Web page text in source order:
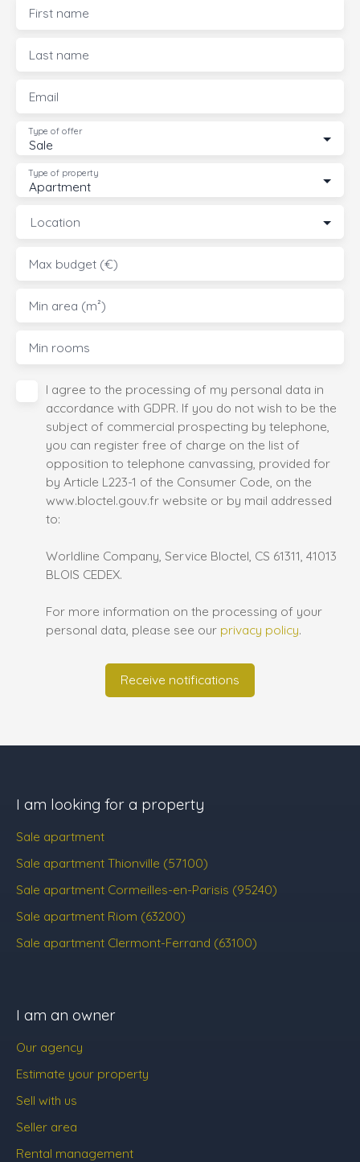
First name
Last name
Email
Sale
Type of offer
Apartment
Type of property
Location
Max budget (€)
Min area (m²)
Min rooms
I agree to the processing of my personal data in
accordance with GDPR. If you do not wish to be the
subject of commercial prospecting by telephone,
you can register free of charge on the list of
opposition to telephone canvassing, provided for
by Article L223-1 of the Consumer Code, on the
www.bloctel.gouv.fr website or by mail addressed
to:
Worldline Company, Service Bloctel, CS 61311, 41013
BLOIS CEDEX.
For more information on the processing of your
personal data, please see our privacy policy.
Receive notifications
I am looking for a property
Sale apartment
Sale apartment Thionville (57100)
Sale apartment Cormeilles-en-Parisis (95240)
Sale apartment Riom (63200)
Sale apartment Clermont-Ferrand (63100)
I am an owner
Our agency
Estimate your property
Sell with us
Seller area
Rental management